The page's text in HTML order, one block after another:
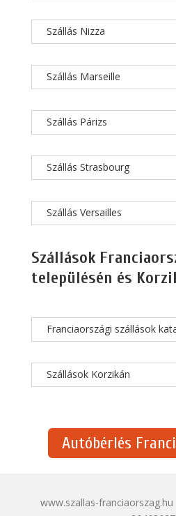
Szállás Nizza
Szállás Marseille
Szállás Párizs
Szállás Strasbourg
Szállás Versailles
Szállások
településén és
Franciaországi szállások
Szállások Korzikán
Autóbérlés
www.szallas-